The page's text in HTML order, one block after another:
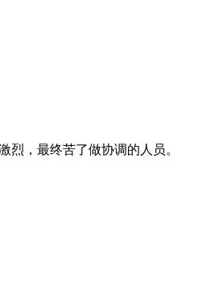
烈，最终苦了做协调的人员。